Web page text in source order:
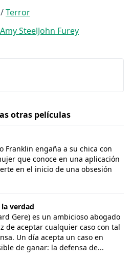
/Terror
SteelJohn Furey
otras películas
Franklin engaña a su chica con
que conoce en una aplicación
en el inicio de una obsesión
la verdad
Gere) es un ambicioso abogado
de aceptar cualquier caso con tal
Un día acepta un caso en
de ganar: la defensa de...